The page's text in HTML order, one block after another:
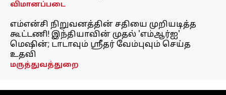
விமானப்படை
எம்என்சி நிறுவனத்தின் சதியை முறியடித்த
கூட்டணி! இந்தியாவின் முதல் 'எம்ஆர்ஐ'
மெஷின்; டாடாவும் ஸ்ரீதர் வேம்புவும் செய்த
உதவி
மருத்துவத்துறை